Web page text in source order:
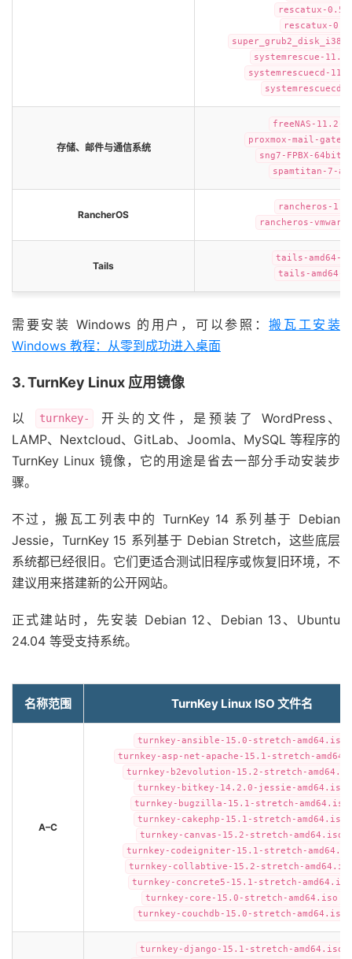
rescatux-
rescatux-
systemrescue-
systemrescuecd-
存储、邮件与通信系统
freeNAS-11.2-
proxmox-mail-
sng7-FPBX-64bit-
spamtitan-7-
RancherOS
rancheros-
rancheros-
Tails
tails-amd64-
tails-amd64-
需要安装 Windows 的用户，可以参照：搬瓦工安装
Windows 教程：从零到成功进入桌面
3. TurnKey Linux 应用镜像
以 turnkey-
开头的文件，是预装了 WordPress、
LAMP、Nextcloud、GitLab、Joomla、MySQL 等程序的
TurnKey Linux 镜像，它的用途是省去一部分手动安装步
骤。
不过，搬瓦工列表中的 TurnKey 14 系列基于 Debian
Jessie，TurnKey 15 系列基于 Debian Stretch，这些底层
系统都已经很旧。它们更适合测试旧程序或恢复旧环境，不
建议用来搭建新的公开网站。
正式建站时，先安装 Debian 12、Debian 13、Ubuntu
24.04 等受支持系统。
名称范围 TurnKey Linux ISO 文件名
A–C
turnkey-ansible-15.0-stretch-amd64.iso
turnkey-asp-net-apache-15.1-stretch-
turnkey-b2evolution-15.2-stretch-
turnkey-bitkey-14.2.0-jessie-amd64.iso
turnkey-bugzilla-15.1-stretch-amd64.iso
turnkey-cakephp-15.1-stretch-amd64.iso
turnkey-canvas-15.2-stretch-amd64.iso
turnkey-codeigniter-15.1-stretch-
turnkey-collabtive-15.2-stretch-
turnkey-concrete5-15.1-stretch-amd64.iso
turnkey-core-15.0-stretch-amd64.iso
turnkey-couchdb-15.0-stretch-amd64.iso
turnkey-django-15.1-stretch-amd64.iso